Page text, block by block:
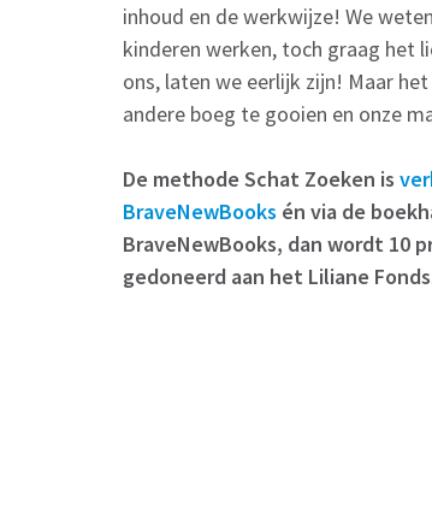
inhoud en de werkwijze! We
kinderen werken, toch graag het
ons, laten we eerlijk zijn! Maar
andere boeg te gooien en onze
De methode Schat Zoeken is
BraveNewBooks én via de
BraveNewBooks, dan wordt 10
gedoneerd aan het Liliane